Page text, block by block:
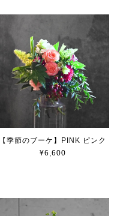
【季節のブーケ】PINK ピンク
¥6,600